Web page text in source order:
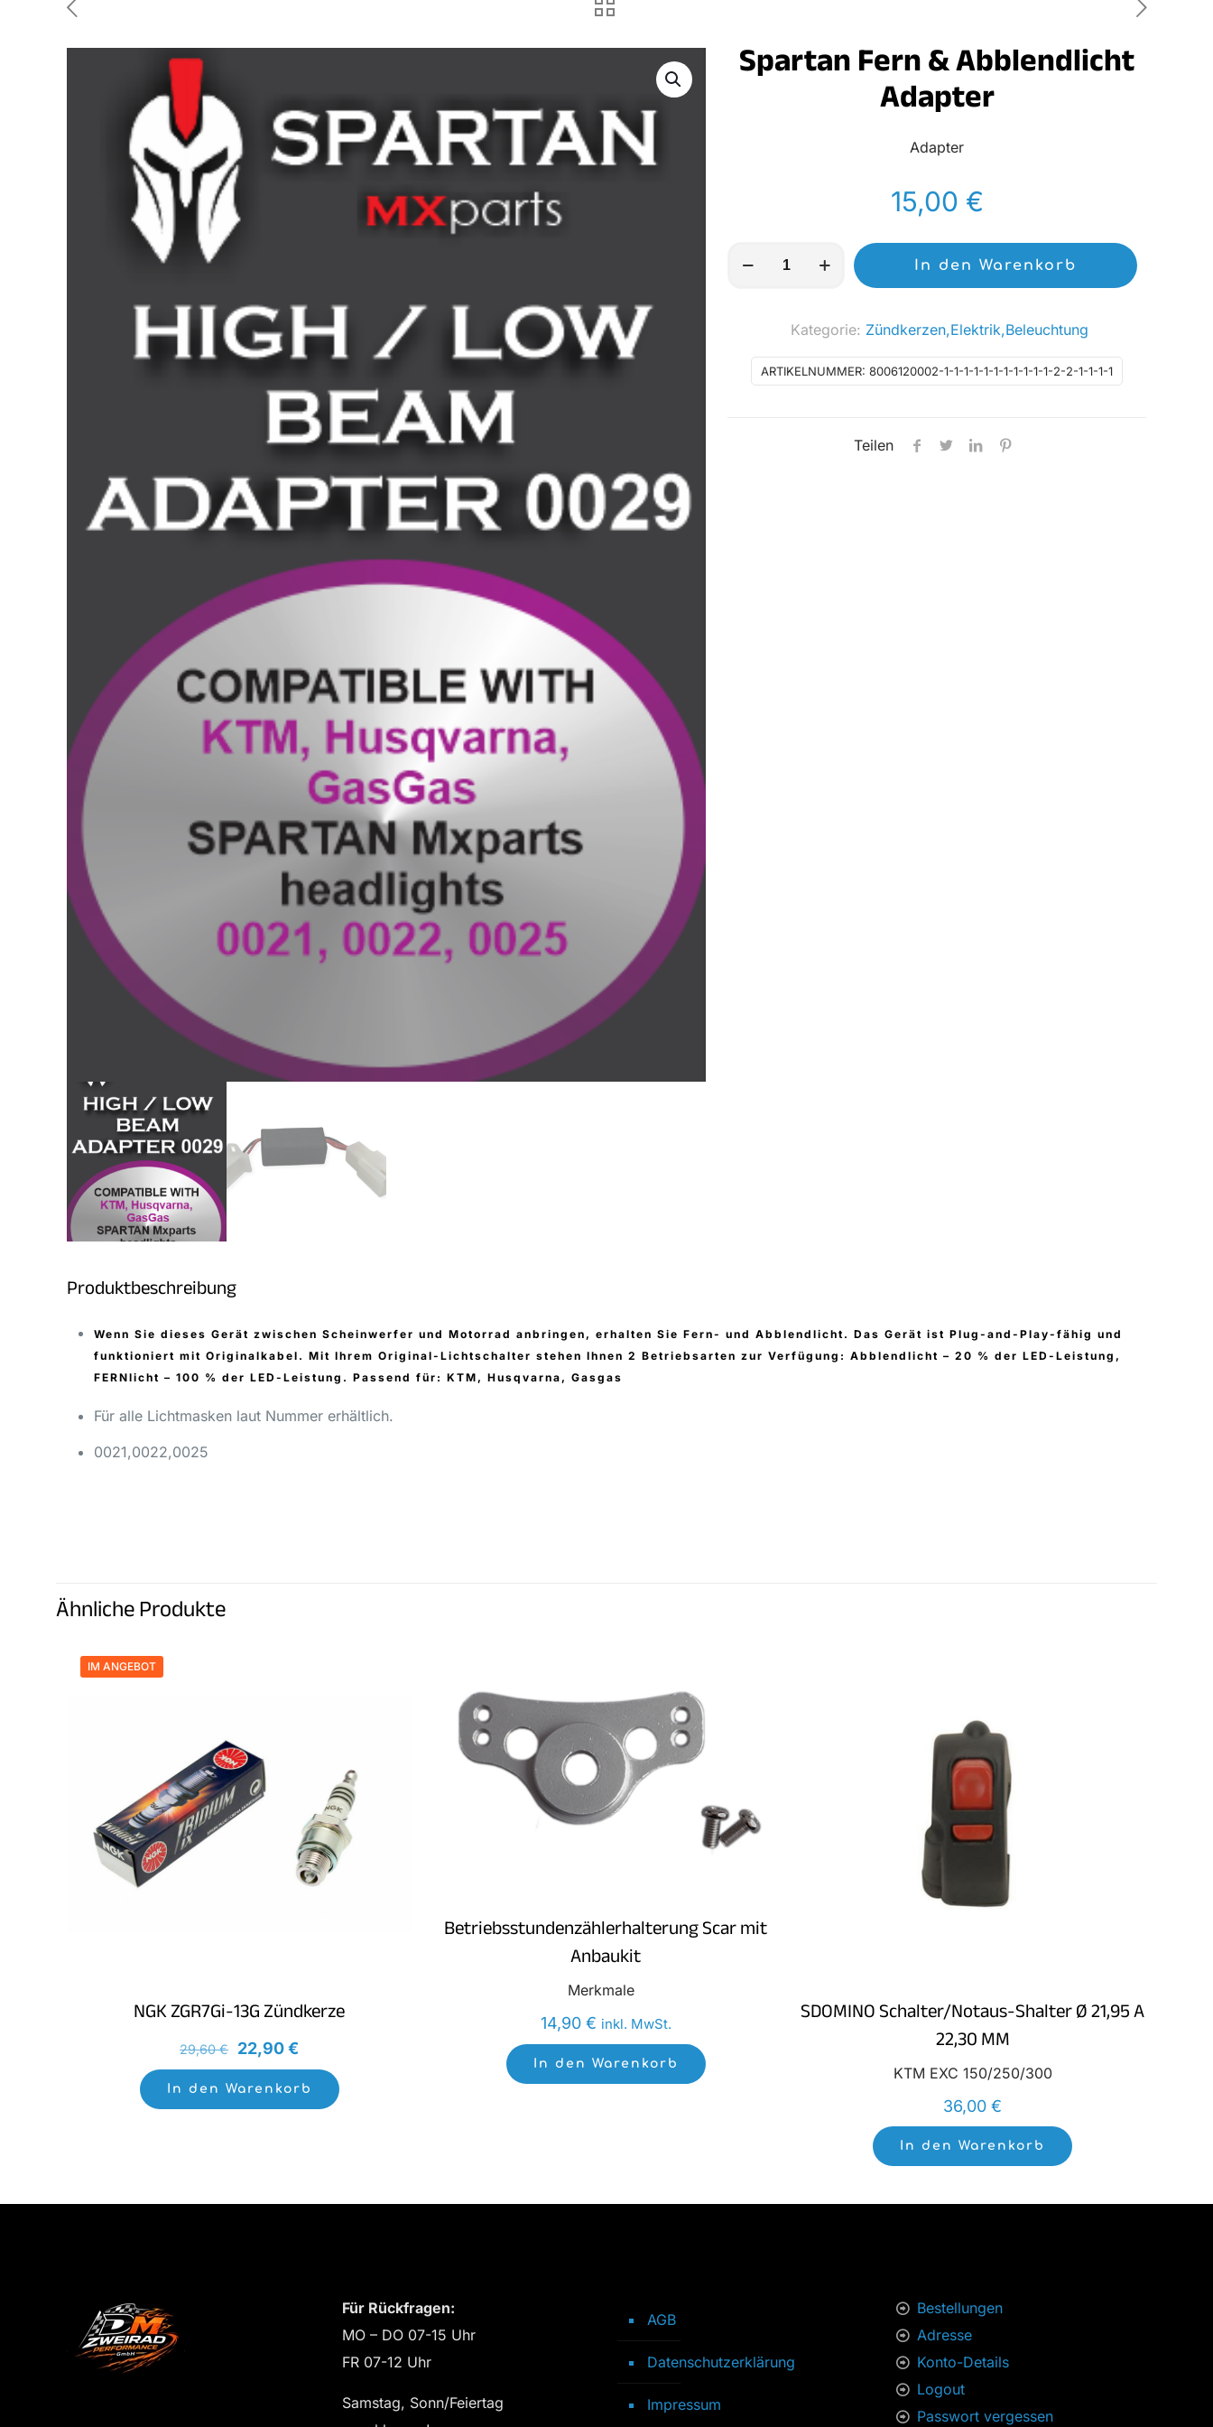
Spartan Fern & Abblendlicht
Adapter
Adapter
15,00 €
Abblendlicht
Adapter
Menge
In den Warenkorb
ARTIKELNUMMER: 8006120002-1-1-1-1-1-1-1-1-1-1-1-2-2-1-1-1-1
Kategorie: Zündkerzen,Elektrik,Beleuchtung
Teilen
Produktbeschreibung
Wenn Sie dieses Gerät zwischen Scheinwerfer und Motorrad anbringen, erhalten Sie Fern- und Abblendlicht. Das Gerät ist Plug-and-Play-fähig und
funktioniert mit Originalkabel. Mit Ihrem Original-Lichtschalter stehen Ihnen 2 Betriebsarten zur Verfügung: Abblendlicht – 20 % der LED-Leistung,
FERNlicht – 100 % der LED-Leistung. Passend für: KTM, Husqvarna, Gasgas
Für alle Lichtmasken laut Nummer erhältlich.
0021,0022,0025
Ähnliche Produkte
IM ANGEBOT
NGK ZGR7Gi-13G Zündkerze
29,60€
Ursprünglicher
Preis
22,90€
Preis
In den Warenkorb
Betriebsstundenzählerhalterung Scar mit
Anbaukit
Merkmale
14,90 € inkl. MwSt.
In den Warenkorb
SDOMINO Schalter/Notaus-Shalter Ø 21,95 A
22,30 MM
KTM EXC 150/250/300
36,00€
In den Warenkorb
Für Rückfragen:
MO – DO 07-15 Uhr
FR 07-12 Uhr
Samstag, Sonn/Feiertag
AGB
Datenschutzerklärung
Impressum
Bestellungen
Adresse
Konto-Details
Logout
Passwort vergessen